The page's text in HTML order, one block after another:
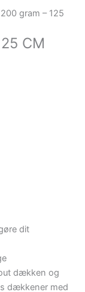
gram – 125
CM
dit
dækken og
dækkener med